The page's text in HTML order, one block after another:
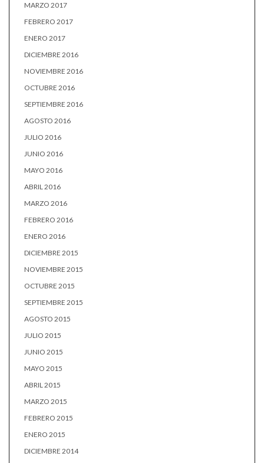
MARZO 2017
FEBRERO 2017
ENERO 2017
DICIEMBRE 2016
NOVIEMBRE 2016
OCTUBRE 2016
SEPTIEMBRE 2016
AGOSTO 2016
JULIO 2016
JUNIO 2016
MAYO 2016
ABRIL 2016
MARZO 2016
FEBRERO 2016
ENERO 2016
DICIEMBRE 2015
NOVIEMBRE 2015
OCTUBRE 2015
SEPTIEMBRE 2015
AGOSTO 2015
JULIO 2015
JUNIO 2015
MAYO 2015
ABRIL 2015
MARZO 2015
FEBRERO 2015
ENERO 2015
DICIEMBRE 2014